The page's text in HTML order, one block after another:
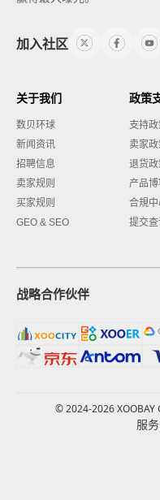
加入社区
关于我们
数贝环球
新闻资讯
招聘信息
卖家规则
买家规则
GEO & SEO
政策
支持
卖家
退货
产品
合規
提交
战略合作伙伴
© 2024-2026 XOOBAY
服